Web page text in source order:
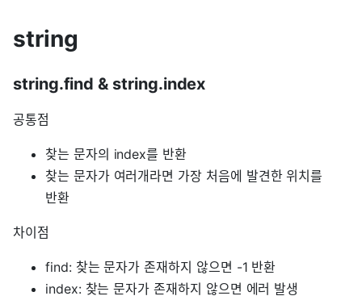
string
string.find & string.index
공통점
찾는 문자의 index를 반환
찾는 문자가 여러개라면 가장 처음에 발견한 위치를
반환
차이점
find: 찾는 문자가 존재하지 않으면 -1 반환
index: 찾는 문자가 존재하지 않으면 에러 발생